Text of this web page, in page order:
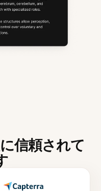
信頼されて